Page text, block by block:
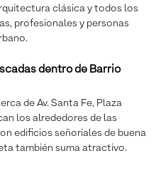
clásica y todos los
profesionales y personas
dentro de Barrio
de Av. Santa Fe, Plaza
los alrededores de las
edificios señoriales de buena
también suma atractivo.